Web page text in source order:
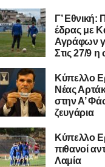
Γ’ Εθνική:
έδρας με
Αγράφων
Στις 27/9 η
Kύπελλο
Nέας
στην Α’
ζευγάρια
Κύπελλο
πιθανοί
Λαμία